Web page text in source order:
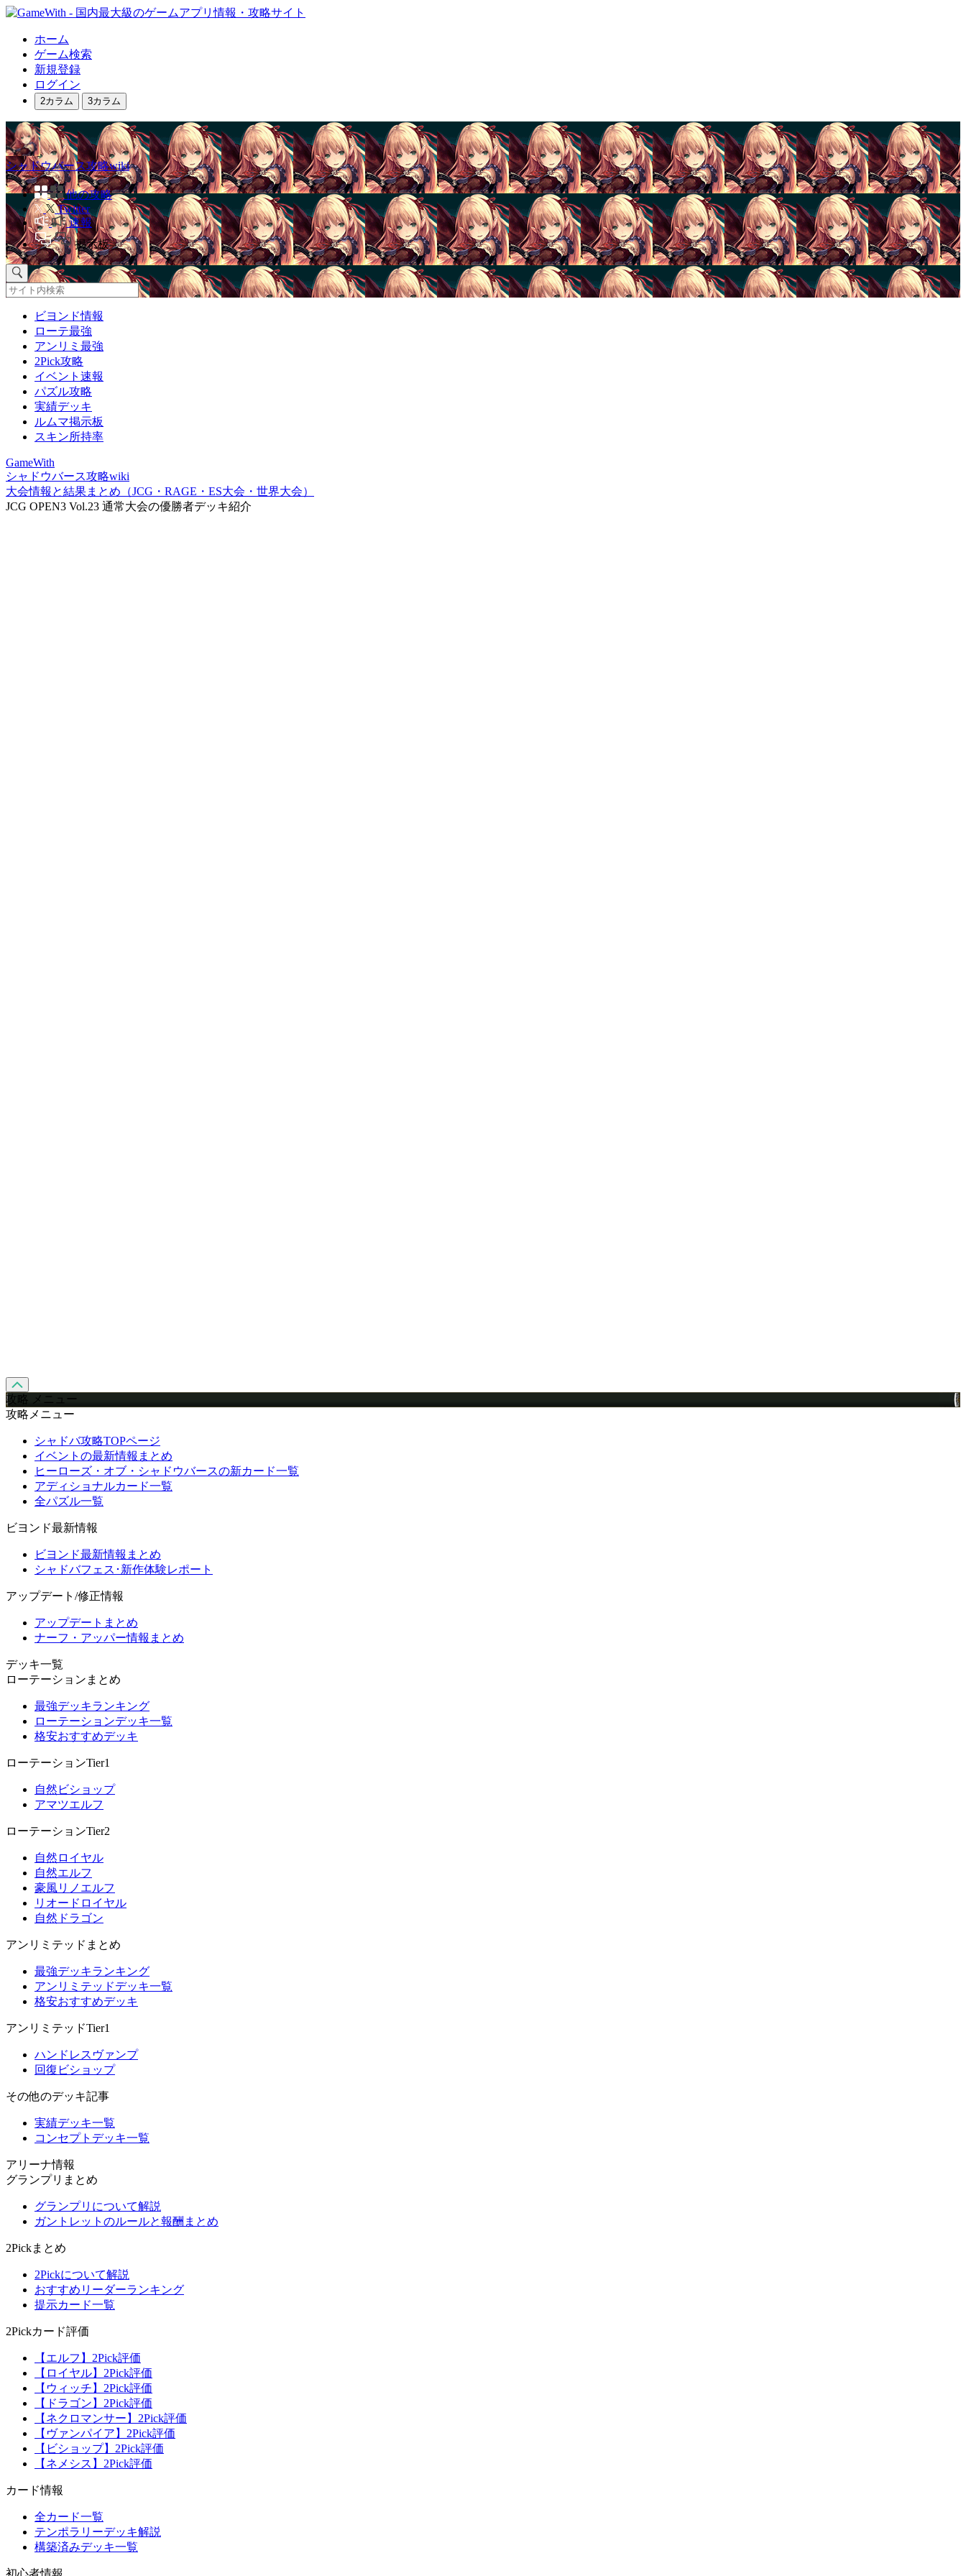
ホーム
ゲーム検索
新規登録
ログイン
2カラム 3カラム
シャドウバース攻略wiki
他の攻略
Twitter
速報
掲示板
ビヨンド情報
ローテ最強
アンリミ最強
2Pick攻略
イベント速報
パズル攻略
実績デッキ
ルムマ掲示板
スキン所持率
GameWith
シャドウバース攻略wiki
大会情報と結果まとめ（JCG・RAGE・ES大会・世界大会）
JCG OPEN3 Vol.23 通常大会の優勝者デッキ紹介
攻略 メニュー
攻略メニュー
シャドバ攻略TOPページ
イベントの最新情報まとめ
ヒーローズ・オブ・シャドウバースの新カード一覧
アディショナルカード一覧
全パズル一覧
ビヨンド最新情報
ビヨンド最新情報まとめ
シャドバフェス･新作体験レポート
アップデート/修正情報
アップデートまとめ
ナーフ・アッパー情報まとめ
デッキ一覧
ローテーションまとめ
最強デッキランキング
ローテーションデッキ一覧
格安おすすめデッキ
ローテーションTier1
自然ビショップ
アマツエルフ
ローテーションTier2
自然ロイヤル
自然エルフ
豪風リノエルフ
リオードロイヤル
自然ドラゴン
アンリミテッドまとめ
最強デッキランキング
アンリミテッドデッキ一覧
格安おすすめデッキ
アンリミテッドTier1
ハンドレスヴァンプ
回復ビショップ
その他のデッキ記事
実績デッキ一覧
コンセプトデッキ一覧
アリーナ情報
グランプリまとめ
グランプリについて解説
ガントレットのルールと報酬まとめ
2Pickまとめ
2Pickについて解説
おすすめリーダーランキング
提示カード一覧
2Pickカード評価
【エルフ】2Pick評価
【ロイヤル】2Pick評価
【ウィッチ】2Pick評価
【ドラゴン】2Pick評価
【ネクロマンサー】2Pick評価
【ヴァンパイア】2Pick評価
【ビショップ】2Pick評価
【ネメシス】2Pick評価
カード情報
全カード一覧
テンポラリーデッキ解説
構築済みデッキ一覧
初心者情報